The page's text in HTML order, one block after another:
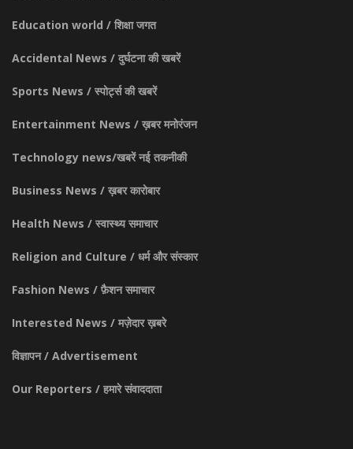
Education world / शिक्षा जगत
Accidental News / दुर्घटना की खबरें
Sports News / स्पोर्ट्स की खबरें
Entertainment News / ख़बर मनोरंजन
Technology news/खबरें नई तकनीकी
Business News / ख़बर कारोबार
Health News / स्वास्थ्य समाचार
Religion and Culture / धर्म और संस्कार
Fashion News / फ़ैशन समाचार
Interested News / मज़ेदार ख़बरे
विज्ञापन / Advertisement
Our Reporters / हमारे संवाददाता